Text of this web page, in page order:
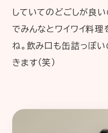
していてのどごしが良い
でみんなとワイワイ料理
ね。飲み口も缶詰っぽ
きます（笑）